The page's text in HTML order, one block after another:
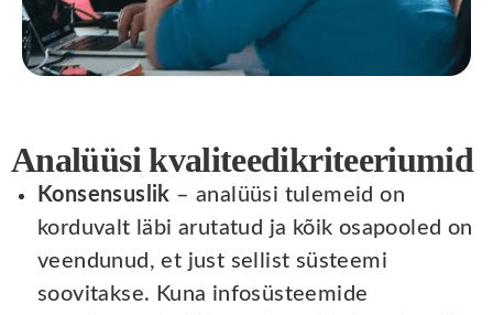
Analüüsi kvaliteedikriteeriumid
Konsensuslik – analüüsi tulemeid on
korduvalt läbi arutatud ja kõik osapooled on
veendunud, et just sellist süsteemi
soovitakse. Kuna infosüsteemide